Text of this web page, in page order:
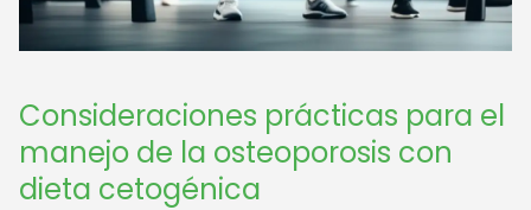
Consideraciones prácticas para el
manejo de la osteoporosis con
dieta cetogénica